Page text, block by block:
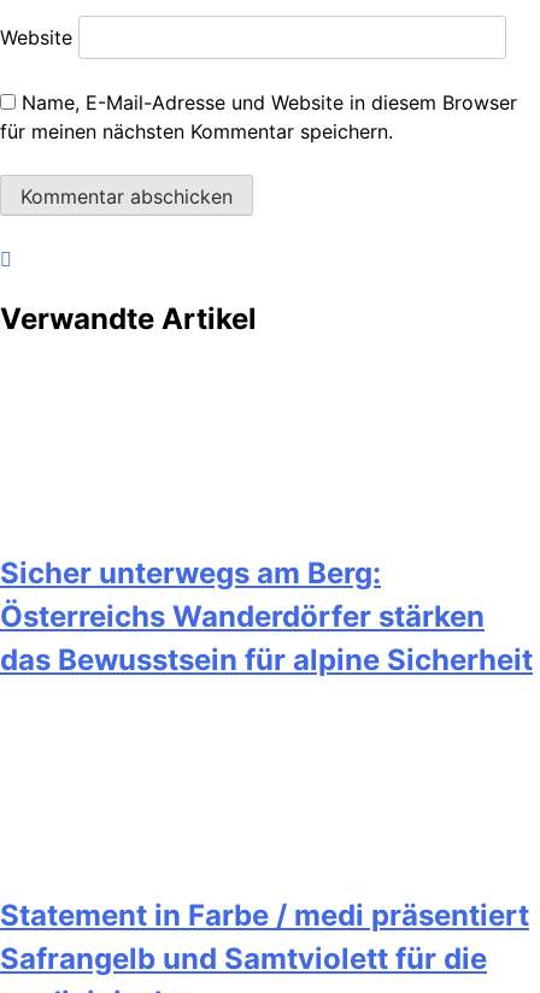
Website
Name, E-Mail-Adresse und Website in diesem Browser
für meinen nächsten Kommentar speichern.
Verwandte Artikel
Sicher unterwegs am Berg:
Österreichs Wanderdörfer stärken
das Bewusstsein für alpine Sicherheit
Statement in Farbe / medi präsentiert
Safrangelb und Samtviolett für die